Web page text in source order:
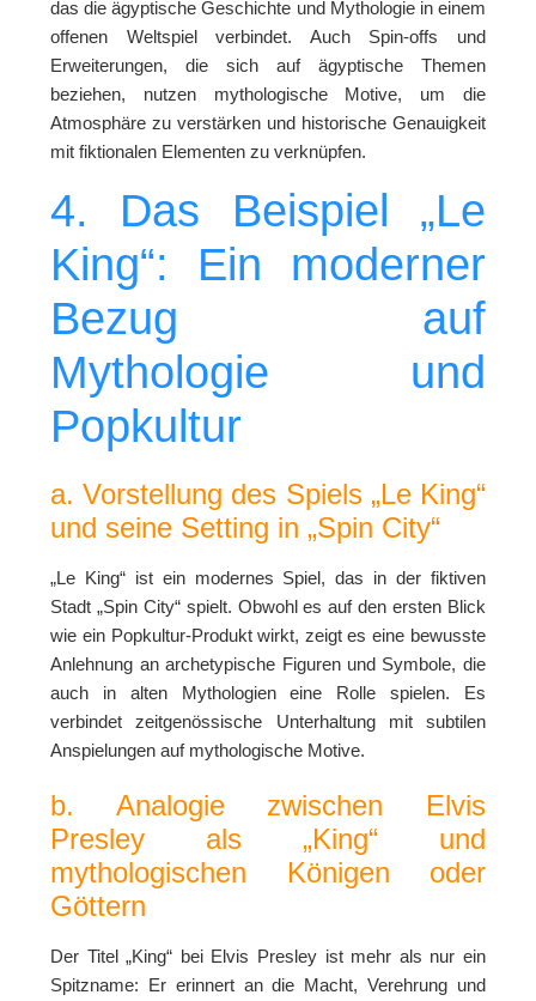
das die ägyptische Geschichte und Mythologie in einem
offenen Weltspiel verbindet. Auch Spin-offs und
Erweiterungen, die sich auf ägyptische Themen
beziehen, nutzen mythologische Motive, um die
Atmosphäre zu verstärken und historische Genauigkeit
mit fiktionalen Elementen zu verknüpfen.
4. Das Beispiel „Le
King“: Ein moderner
Bezug auf
Mythologie und
Popkultur
a. Vorstellung des Spiels „Le King“
und seine Setting in „Spin City“
„Le King“ ist ein modernes Spiel, das in der fiktiven
Stadt „Spin City“ spielt. Obwohl es auf den ersten Blick
wie ein Popkultur-Produkt wirkt, zeigt es eine bewusste
Anlehnung an archetypische Figuren und Symbole, die
auch in alten Mythologien eine Rolle spielen. Es
verbindet zeitgenössische Unterhaltung mit subtilen
Anspielungen auf mythologische Motive.
b. Analogie zwischen Elvis
Presley als „King“ und
mythologischen Königen oder
Göttern
Der Titel „King“ bei Elvis Presley ist mehr als nur ein
Spitzname: Er erinnert an die Macht, Verehrung und